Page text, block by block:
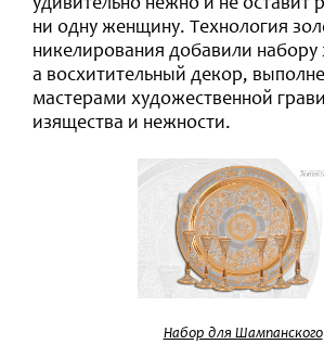
удивительно нежно и не оставит
ни одну женщину. Технология
никелирования добавили набору
а восхитительный декор,
мастерами художественной
изящества и нежности.
Набор для Шампанского